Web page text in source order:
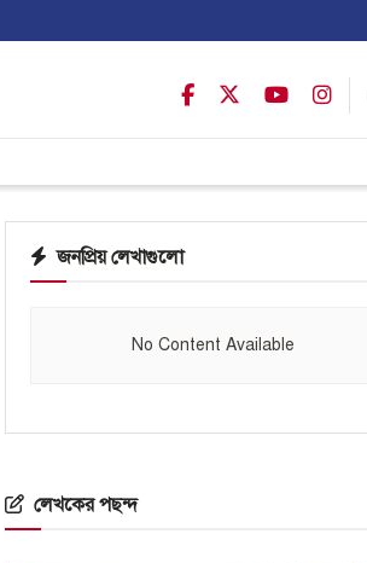
জনপ্রিয় লেখাগুলো
No Content Available
লেখকের পছন্দ